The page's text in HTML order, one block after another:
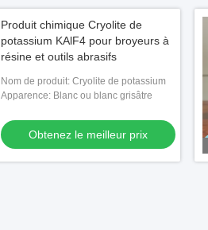
Produit chimique Cryolite de
potassium KAlF4 pour broyeurs à
résine et outils abrasifs
Nom de produit: Cryolite de potassium
Apparence: Blanc ou blanc grisâtre
Obtenez le meilleur prix